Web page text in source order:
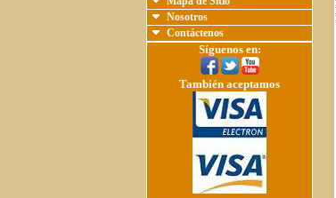
Nosotros
Contáctenos
Síguenos en:
También aceptamos